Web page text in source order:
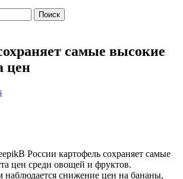
самые высокие
цен
России картофель сохраняет самые
цен среди овощей и фруктов.
наблюдается снижение цен на бананы,